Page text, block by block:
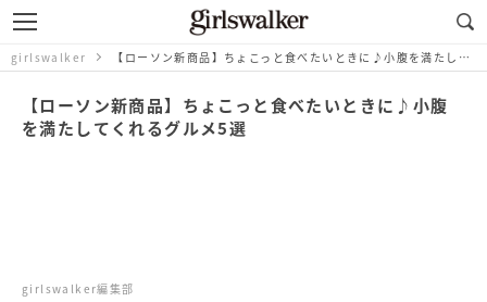
girlswalker 【ローソン新商品】ちょこっと食べたいときに♪小腹を満たしてくれるグルメ5選
【ローソン新商品】ちょこっと食べたいときに♪小腹
を満たしてくれるグルメ5選
girlswalker編集部